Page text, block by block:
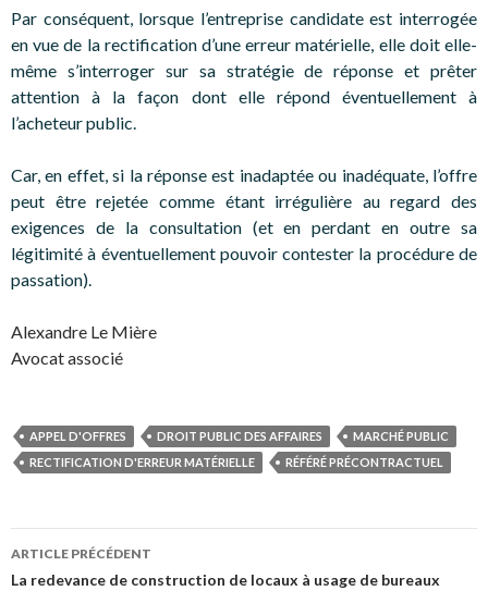
Par conséquent, lorsque l’entreprise candidate est interrogée
en vue de la rectification d’une erreur matérielle, elle doit elle-
même s’interroger sur sa stratégie de réponse et prêter
attention à la façon dont elle répond éventuellement à
l’acheteur public.
Car, en effet, si la réponse est inadaptée ou inadéquate, l’offre
peut être rejetée comme étant irrégulière au regard des
exigences de la consultation (et en perdant en outre sa
légitimité à éventuellement pouvoir contester la procédure de
passation).
Alexandre Le Mière
Avocat associé
APPEL D'OFFRES DROIT PUBLIC DES AFFAIRES
MARCHÉ PUBLIC
RECTIFICATION D'ERREUR MATÉRIELLE
RÉFÉRÉ PRÉCONTRACTUEL
Navigation
des
ARTICLE PRÉCÉDENT
La redevance de construction de locaux à usage de bureaux